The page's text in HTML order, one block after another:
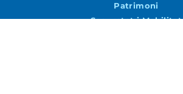
Patrimoni
Seguretat i Mobilitat